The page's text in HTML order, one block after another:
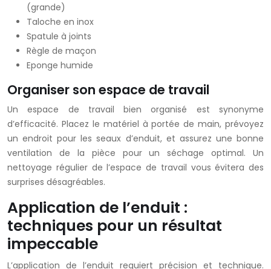
(grande)
Taloche en inox
Spatule à joints
Règle de maçon
Eponge humide
Organiser son espace de travail
Un espace de travail bien organisé est synonyme
d’efficacité. Placez le matériel à portée de main, prévoyez
un endroit pour les seaux d’enduit, et assurez une bonne
ventilation de la pièce pour un séchage optimal. Un
nettoyage régulier de l’espace de travail vous évitera des
surprises désagréables.
Application de l’enduit :
techniques pour un résultat
impeccable
L’application de l’enduit requiert précision et technique.